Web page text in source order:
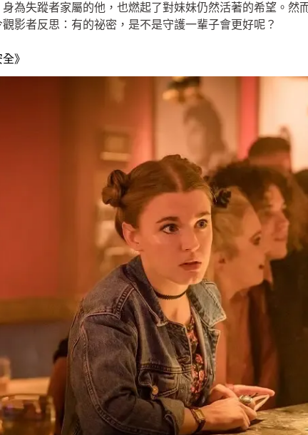
為失蹤者家屬的他，也燃起了對妹妹仍然活著的希望。
影者反思：有的祕密，是不是守護一輩子會更好呢？
》